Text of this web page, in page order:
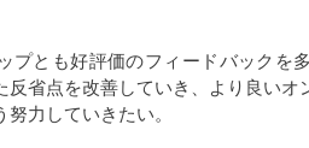
プとも好評価のフィードバックを
反省点を改善していき、より良い
力していきたい。